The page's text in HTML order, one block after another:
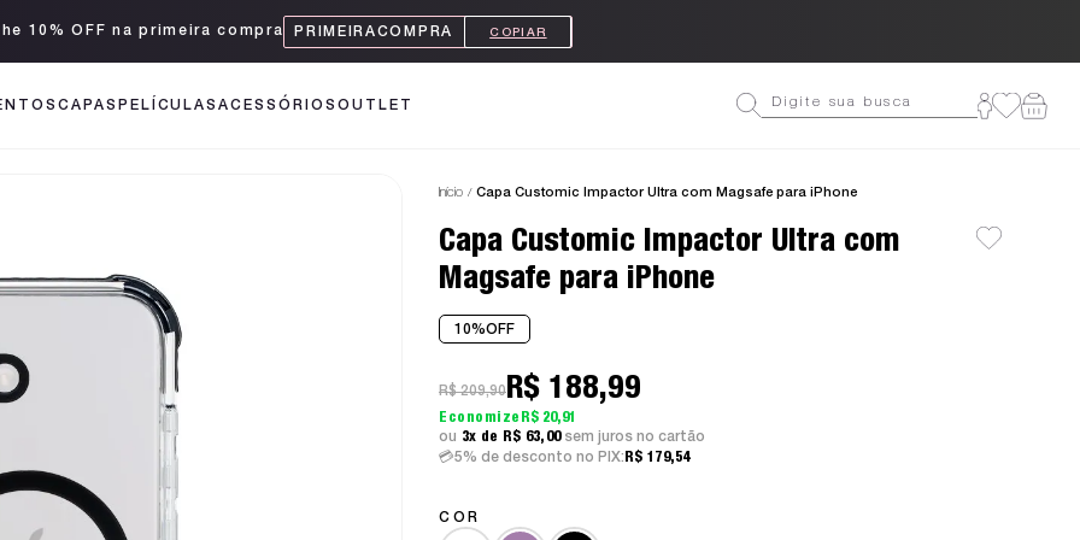
10% OFF na primeira compra PRIMEIRACOMPRA
CAPAS PELÍCULASACESSÓRIOS OUTLET
Início Capa Customic Impactor Ultra com Magsafe para iPhone
Capa Customic Impactor Ultra com
Magsafe para iPhone
10%OFF
5% de desconto no PIX: R$ 179,54
R$ 209,90R$ 188,99
R$ 20,91
3x
R$ 63,00 sem juros
COR